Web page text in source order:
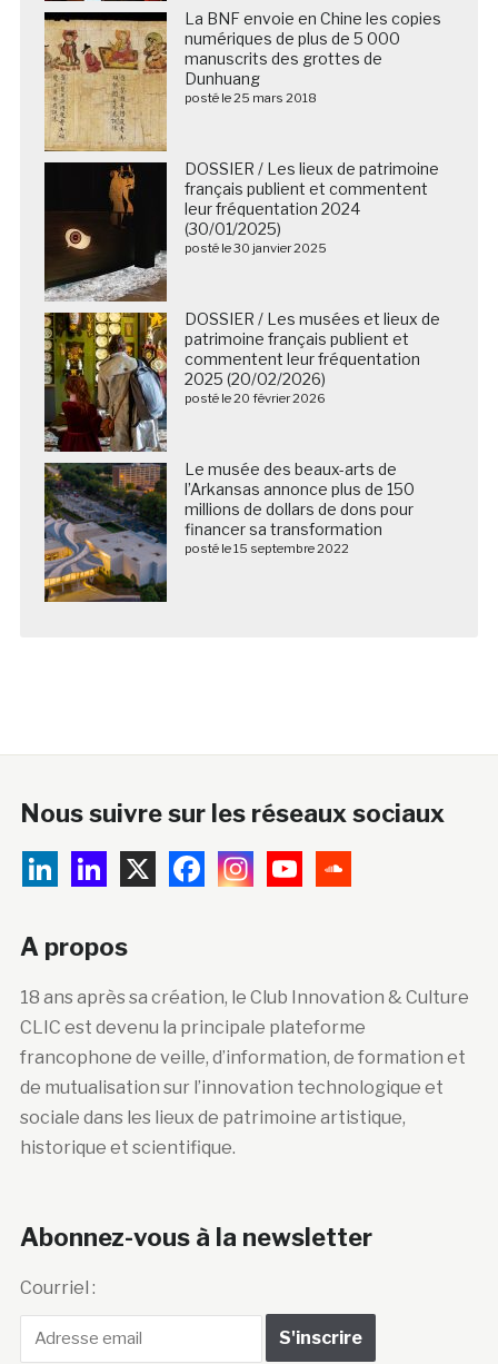
La BNF envoie en Chine les copies
numériques de plus de 5 000
manuscrits des grottes de
Dunhuang
posté le 25 mars 2018
DOSSIER / Les lieux de patrimoine
français publient et commentent
leur fréquentation 2024
(30/01/2025)
posté le 30 janvier 2025
DOSSIER / Les musées et lieux de
patrimoine français publient et
commentent leur fréquentation
2025 (20/02/2026)
posté le 20 février 2026
Le musée des beaux-arts de
l’Arkansas annonce plus de 150
millions de dollars de dons pour
financer sa transformation
posté le 15 septembre 2022
Nous suivre sur les réseaux sociaux
A propos
18 ans après sa création, le Club Innovation & Culture
CLIC est devenu la principale plateforme
francophone de veille, d’information, de formation et
de mutualisation sur l’innovation technologique et
sociale dans les lieux de patrimoine artistique,
historique et scientifique.
Abonnez-vous à la newsletter
Courriel :